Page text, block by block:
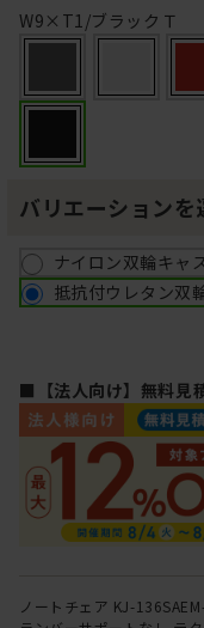
W9×T1/ブラックＴ
バリエーションを
ナイロン双輪キャ
抵抗付ウレタン双
■【法人向け】無料見
ノートチェア KJ-